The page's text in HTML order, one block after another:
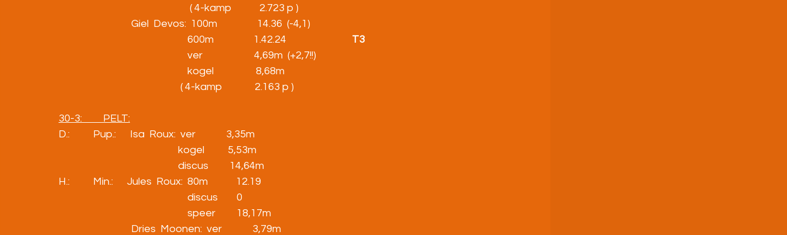
( 4-kamp            2.723 p )
Giel  Devos:  100m                 14.36  (-4,1)
600m                 1.42.24 T3
ver                      4,69m  (+2,7!!)
kogel                  8,68m
( 4-kamp              2.163 p )
30-3:         PELT:
D.:          Pup.:      Isa  Roux:  ver             3,35m
kogel          5,53m
discus         14,64m
H.:          Min.:      Jules  Roux:  80m            12.19
discus        0
speer         18,17m
Dries  Moonen:  ver             3,79m